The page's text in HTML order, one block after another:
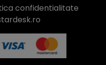
confidentialitate